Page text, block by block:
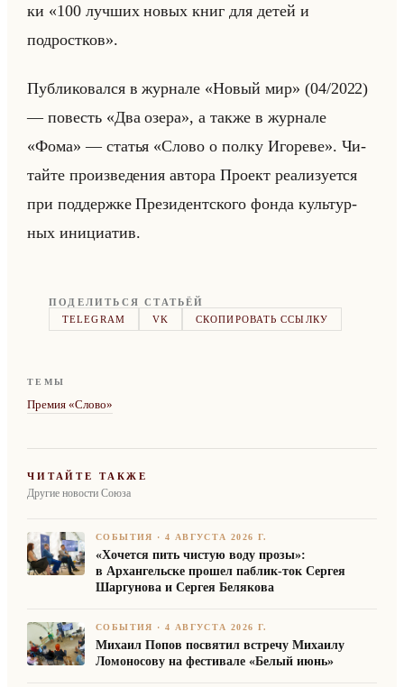
ки «100 лучших новых книг для детей и
подростков».
Пуб­ли­ко­вал­ся в жур­на­ле «Новый мир» (04/2022)
— по­весть «Два озера», а также в жур­на­ле
«Фома» — ста­тья «Слово о полку Игореве». Чи­
тайте про­из­ве­де­ния ав­то­ра Про­ект ре­али­зу­ет­ся
при под­держ­ке Пре­зи­дент­ско­го фонда культур­
ных ини­ци­атив.
ПОДЕЛИТЬСЯ СТАТЬЁЙ
TELEGRAM
VK СКОПИРОВАТЬ ССЫЛКУ
ТЕМЫ
Премия «Слово»
ЧИТАЙТЕ ТАКЖЕ
Другие новости Союза
СОБЫТИЯ ·4 АВГУСТА 2026 Г.
«Хочется пить чистую воду прозы»:
в Архангельске прошел паблик-ток Сергея
Шаргунова и Сергея Белякова
СОБЫТИЯ ·4 АВГУСТА 2026 Г.
Михаил Попов посвятил встречу Михаилу
Ломоносову на фестивале «Белый июнь»